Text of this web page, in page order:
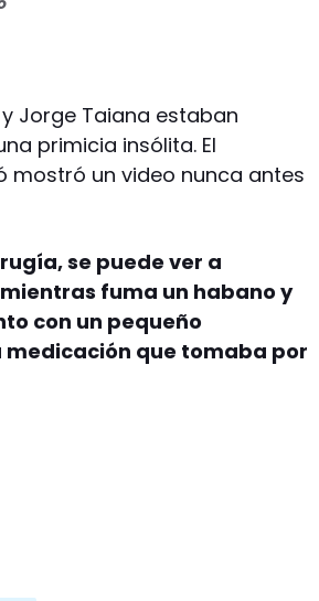
Jorge Taiana estaban
primicia insólita. El
un video nunca antes
se puede ver a
fuma un habano y
con un pequeño
que tomaba por